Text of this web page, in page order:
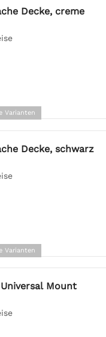
Varianten
Decke, creme
Varianten
Decke, schwarz
Mount